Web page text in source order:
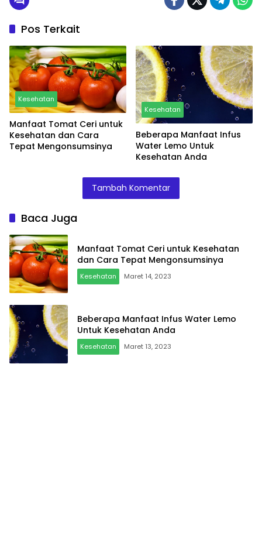
Pos Terkait
Kesehatan
Manfaat Tomat Ceri untuk
Kesehatan dan Cara
Tepat Mengonsumsinya
Kesehatan
Beberapa Manfaat Infus
Water Lemo Untuk
Kesehatan Anda
Tambah Komentar
Baca Juga
Manfaat Tomat Ceri untuk Kesehatan
dan Cara Tepat Mengonsumsinya
Kesehatan Maret 14, 2023
Beberapa Manfaat Infus Water Lemo
Untuk Kesehatan Anda
Kesehatan Maret 13, 2023